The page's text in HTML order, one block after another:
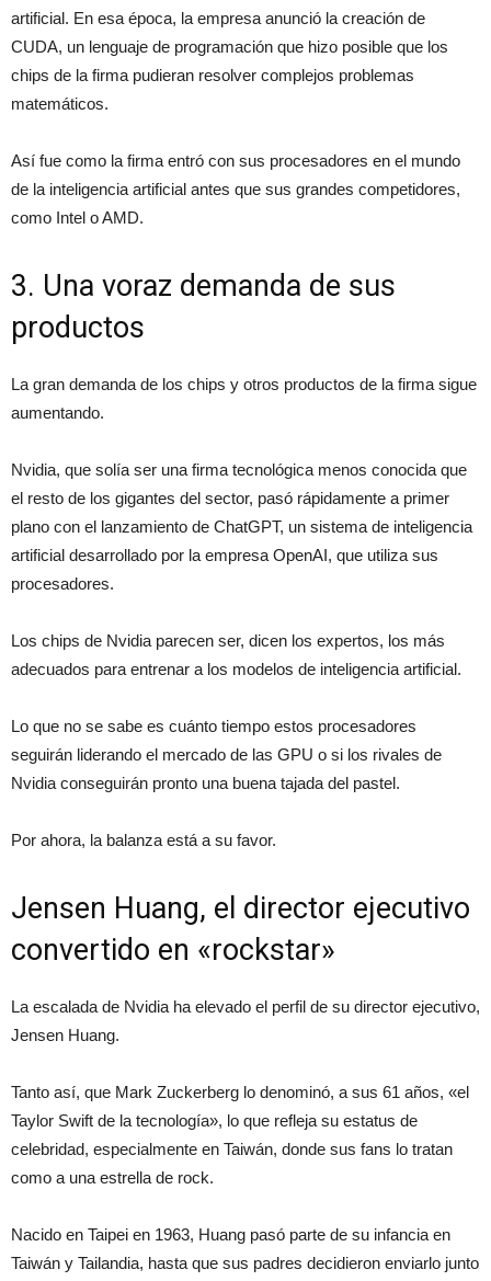
artificial. En esa época, la empresa anunció la creación de
CUDA, un lenguaje de programación que hizo posible que los
chips de la firma pudieran resolver complejos problemas
matemáticos.
Así fue como la firma entró con sus procesadores en el mundo
de la inteligencia artificial antes que sus grandes competidores,
como Intel o AMD.
3. Una voraz demanda de sus
productos
La gran demanda de los chips y otros productos de la firma sigue
aumentando.
Nvidia, que solía ser una firma tecnológica menos conocida que
el resto de los gigantes del sector, pasó rápidamente a primer
plano con el lanzamiento de ChatGPT, un sistema de inteligencia
artificial desarrollado por la empresa OpenAI, que utiliza sus
procesadores.
Los chips de Nvidia parecen ser, dicen los expertos, los más
adecuados para entrenar a los modelos de inteligencia artificial.
Lo que no se sabe es cuánto tiempo estos procesadores
seguirán liderando el mercado de las GPU o si los rivales de
Nvidia conseguirán pronto una buena tajada del pastel.
Por ahora, la balanza está a su favor.
Jensen Huang, el director ejecutivo
convertido en «rockstar»
La escalada de Nvidia ha elevado el perfil de su director ejecutivo,
Jensen Huang.
Tanto así, que Mark Zuckerberg lo denominó, a sus 61 años, «el
Taylor Swift de la tecnología», lo que refleja su estatus de
celebridad, especialmente en Taiwán, donde sus fans lo tratan
como a una estrella de rock.
Nacido en Taipei en 1963, Huang pasó parte de su infancia en
Taiwán y Tailandia, hasta que sus padres decidieron enviarlo junto